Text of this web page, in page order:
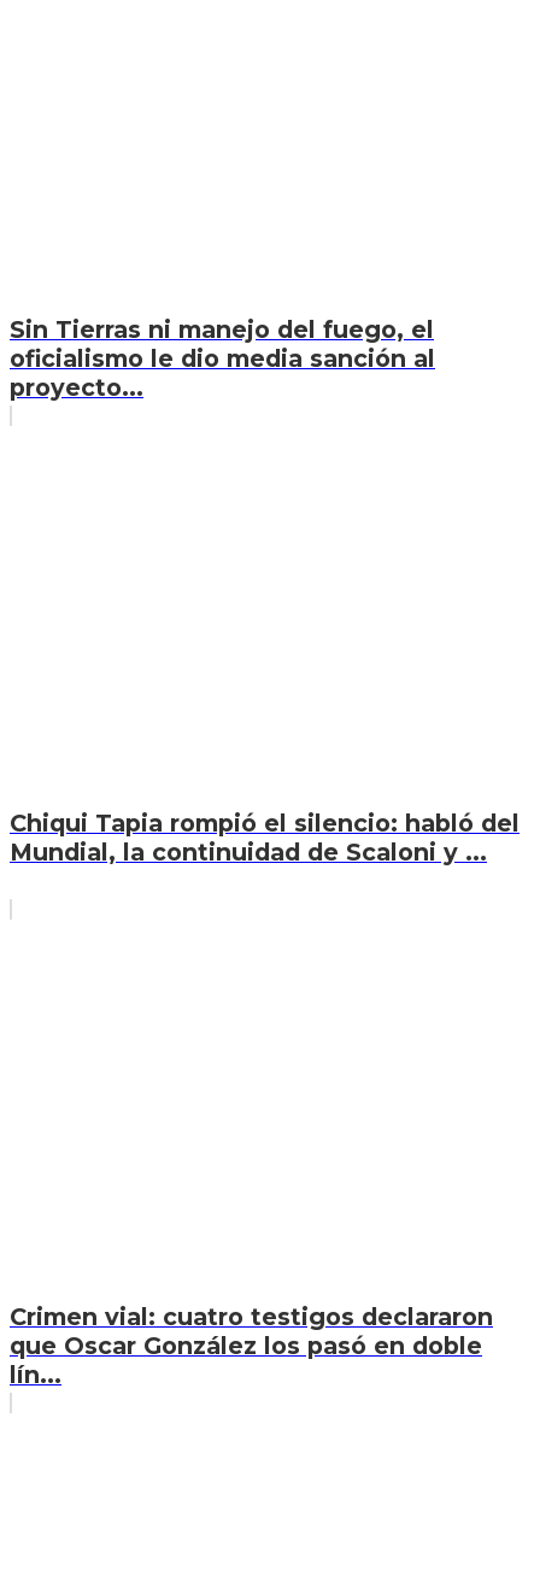
Sin Tierras ni manejo del fuego, el
oficialismo le dio media sanción al
proyecto...
Chiqui Tapia rompió el silencio: habló del
Mundial, la continuidad de Scaloni y ...
Crimen vial: cuatro testigos declararon
que Oscar González los pasó en doble
lín...